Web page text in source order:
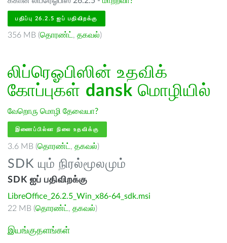
பதிப்பு 26.2.5 ஐப் பதிவிறக்கு
356 MB (தொரண்ட் , தகவல்)
லிப்ரெஓபிஸின் உதவிக்
கோப்புகள் dansk மொழியில்
வேறொரு மொழி தேவையா?
இணைப்பில்லா நிலை உதவிக்கு
3.6 MB (தொரண்ட் , தகவல்)
SDK யும் நிரல்மூலமும்
SDK ஐப் பதிவிறக்கு
LibreOffice_26.2.5_Win_x86-64_sdk.msi
22 MB (தொரண்ட் , தகவல்)
இயங்குதளங்கள்